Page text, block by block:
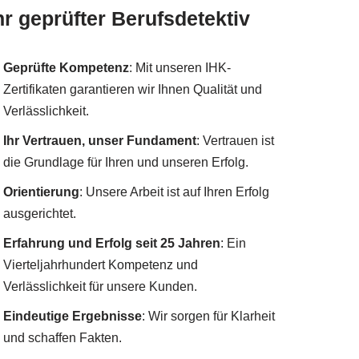
geprüfter Berufsdetektiv
Geprüfte Kompetenz: Mit unseren IHK-
Zertifikaten garantieren wir Ihnen Qualität und
Verlässlichkeit.
Ihr Vertrauen, unser Fundament: Vertrauen ist
die Grundlage für Ihren und unseren Erfolg.
Orientierung: Unsere Arbeit ist auf Ihren Erfolg
ausgerichtet.
Erfahrung und Erfolg seit 25 Jahren: Ein
Vierteljahrhundert Kompetenz und
Verlässlichkeit für unsere Kunden.
Eindeutige Ergebnisse: Wir sorgen für Klarheit
und schaffen Fakten.